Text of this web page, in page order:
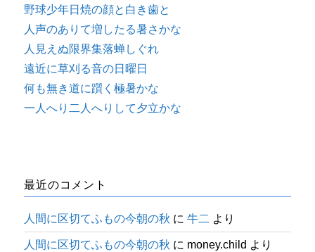
野球少年日焼の顔と白き歯と
人声のありて増したる暑さかな
人見えぬ限界集落蝉しぐれ
遠近に草刈る音の日曜日
何も無き道に躓く極暑かな
一人へり二人へりして夕立かな
最近のコメント
人間に区切てふもの今朝の秋 に牛二 より
人間に区切てふもの今朝の秋 に money.child より